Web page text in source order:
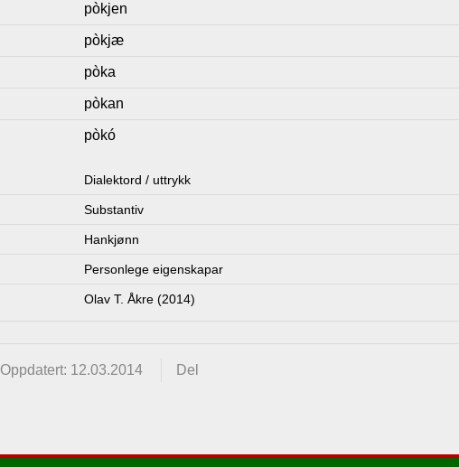
pòkjen
pòkjæ
pòka
pòkan
pòkó
Dialektord / uttrykk
Substantiv
Hankjønn
Personlege eigenskapar
Olav T. Åkre (2014)
Oppdatert: 12.03.2014 Del